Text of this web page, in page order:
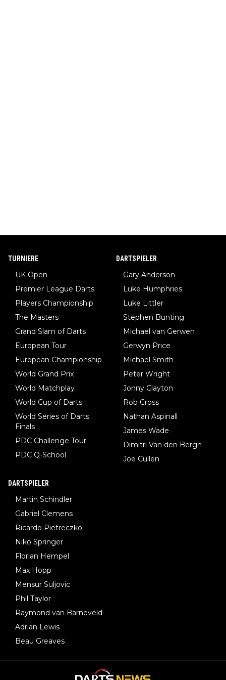
TURNIERE
UK Open
Premier League Darts
Players Championship
The Masters
Grand Slam of Darts
European Tour
European Championship
World Grand Prix
World Matchplay
World Cup of Darts
World Series of Darts
Finals
PDC Challenge Tour
PDC Q-School
DARTSPIELER
Gary Anderson
Luke Humphries
Luke Littler
Stephen Bunting
Michael van Gerwen
Gerwyn Price
Michael Smith
Peter Wright
Jonny Clayton
Rob Cross
Nathan Aspinall
James Wade
Dimitri Van den Bergh
Joe Cullen
DARTSPIELER
Martin Schindler
Gabriel Clemens
Ricardo Pietreczko
Niko Springer
Florian Hempel
Max Hopp
Mensur Suljovic
Phil Taylor
Raymond van Barneveld
Adrian Lewis
Beau Greaves